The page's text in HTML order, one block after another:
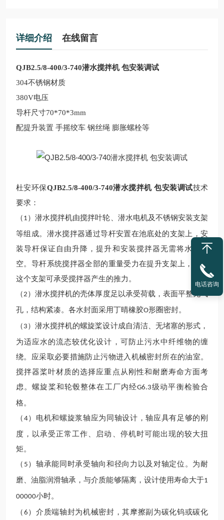
详细介绍 在线留言
QJB2.5/8-400/3-740潜水搅拌机 包安装调试
304不锈钢材质
380V电压
导杆尺寸70*70*3mm
配提升装置 手摇绞车 钢丝绳 膨胀螺栓等
杜安环保QJB2.5/8-400/3-740潜水搅拌机 包安装调试技术
要求：
（ 1 ）潜水搅拌机由搅拌叶轮、潜水电机及不锈钢安装支架
等组成。潜水搅拌器通过导杆安置在池底处的支架上，安
装导杆保证自由升降，提升和安装搅拌器无需将水池放
空。导杆系统搅拌器全部的重量受力在提升支架上，并且
这个支架可承受搅拌器产生的推力。
（2 ）潜水搅拌机的壳体厚度足以承受荷载，表面平整无气
孔，结构紧凑。各水封面采用丁晴橡胶O形圈密封。
（ 3 ）潜水搅拌机的螺旋桨设计成自清洁、无堵塞的形式，
为适应水的流态较优化设计，可防止污水中纤维物的缠
绕。应采取必要措施防止污物进入机械密封所在的油室。
搅拌器桨叶材质的选择应重点从刚性和耐磨寿命方面考
虑。螺旋桨和轮毂整体在工厂内经G6.3级动平衡检验合
格。
（ 4）电机和螺旋浆轴应为同轴设计，轴应具有足够的刚
度，以承受正常工作、启动、停机时可能出现的较大扭
矩。
（ 5 ）轴承能同时承受轴向和径向力以及对轴定位。为耐
磨、油脂润滑轴承，与介质能够隔离，设计使用寿命大于1
00000小时。
（ 6 ）介质端轴封为机械密封，其摩擦副为碳化钨或碳化
电话咨询